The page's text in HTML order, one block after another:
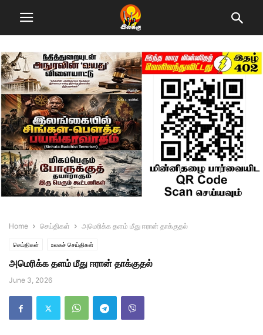
Home செய்திகள் அமெரிக்க தளம் மீது ஈரான் தாக்குதல்
செய்திகள் உலகச் செய்திகள்
அமெரிக்க தளம் மீது ஈரான் தாக்குதல்
June 3, 2026